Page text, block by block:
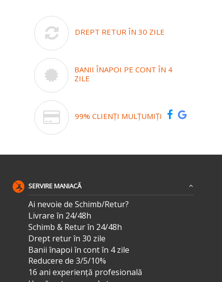
DREPT RETUR ÎN 30 ZILE
BANII ÎNAPOI PE CONT ÎN 4
ZILE
99% CLIENȚI MULȚUMIȚI
SERVIRE MANIACĂ
Ai nevoie de Schimb/Retur?
Livrare în 24/48h
Schimb & Retur în 24/48h
Drept retur în 30 zile
Banii înapoi în cont în 4 zile
Reducere de 3/5/10%
16 ani experiență profesională